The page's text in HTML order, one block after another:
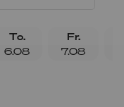
To.
6.08
Fr.
7.08